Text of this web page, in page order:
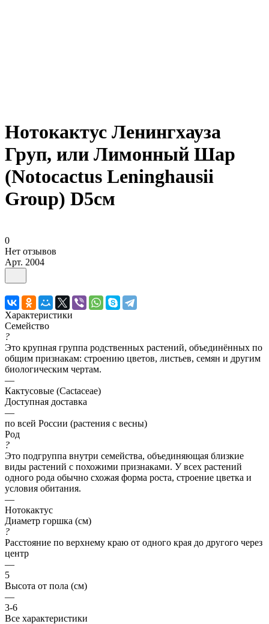
Нотокактус Ленингхауза
Груп, или Лимонный Шар
(Notocactus Leninghausii
Group) D5см
0
Нет отзывов
Арт. 2004
Характеристики
Семейство
?
Это крупная группа родственных растений, объединённых по
общим признакам: строению цветов, листьев, семян и другим
биологическим чертам.
—
Кактусовые (Cactaceae)
Доступная доставка
—
по всей России (растения с весны)
Род
?
Это подгруппа внутри семейства, объединяющая близкие
виды растений с похожими признаками. У всех растений
одного рода обычно схожая форма роста, строение цветка и
условия обитания.
—
Нотокактус
Диаметр горшка (см)
?
Расстояние по верхнему краю от одного края до другого через
центр
—
5
Высота от пола (см)
—
3-6
Все характеристики